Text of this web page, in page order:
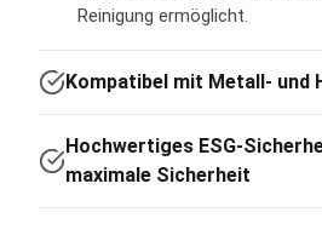
Reinigung ermöglicht.
Kompatibel mit Metall- und
Hochwertiges ESG-
maximale Sicherheit